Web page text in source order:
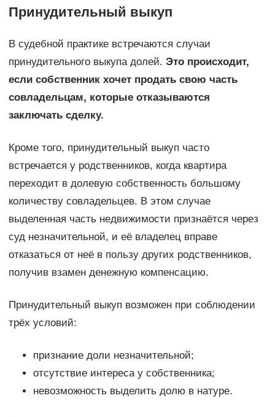
Принудительный выкуп
В судебной практике встречаются случаи
принудительного выкупа долей. Это происходит,
если собственник хочет продать свою часть
совладельцам, которые отказываются
заключать сделку.
Кроме того, принудительный выкуп часто
встречается у родственников, когда квартира
переходит в долевую собственность большому
количеству совладельцев. В этом случае
выделенная часть недвижимости признаётся через
суд незначительной, и её владелец вправе
отказаться от неё в пользу других родственников,
получив взамен денежную компенсацию.
Принудительный выкуп возможен при соблюдении
трёх условий:
признание доли незначительной;
отсутствие интереса у собственника;
невозможность выделить долю в натуре.